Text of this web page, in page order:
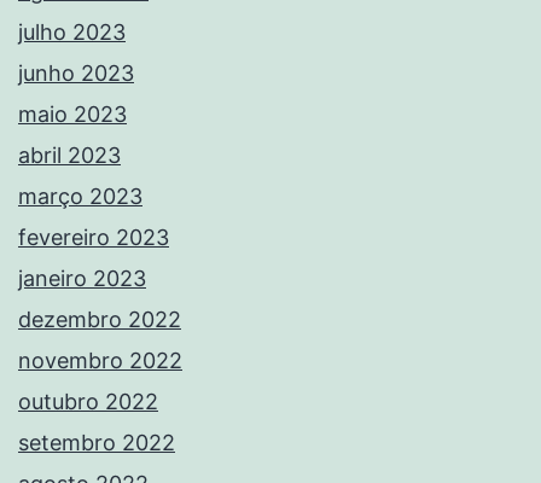
julho 2023
junho 2023
maio 2023
abril 2023
março 2023
fevereiro 2023
janeiro 2023
dezembro 2022
novembro 2022
outubro 2022
setembro 2022